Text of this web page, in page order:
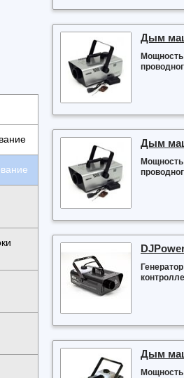
Дым
Мощность
Дым
Мощность
Дым
Мощность